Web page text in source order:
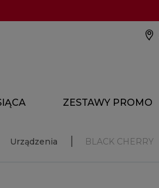
ZESTAWY PROMO
Urządzenia BLACK CHERRY